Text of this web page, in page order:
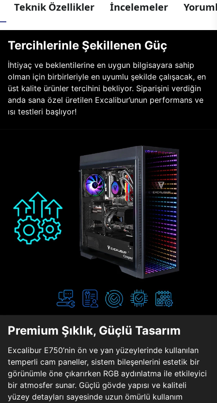
Teknik Özellikler İncelemeler
Tercihlerinle Şekillenen Güç
İhtiyaç ve beklentilerine en uygun bilgisayara sahip
olman için birbirleriyle en uyumlu şekilde çalışacak, en
üst kalite ürünler tercihini bekliyor. Siparişini verdiğin
anda sana özel üretilen Excalibur’unun performans ve
ısı testleri başlıyor!
Premium Şıklık, Güçlü Tasarım
Excalibur E750’nin ön ve yan yüzeylerinde kullanılan
temperli cam paneller, sistem bileşenlerini estetik bir
görünümle öne çıkarırken RGB aydınlatma ile etkileyici
bir atmosfer sunar. Güçlü gövde yapısı ve kaliteli
yüzey detayları sayesinde uzun ömürlü kullanım